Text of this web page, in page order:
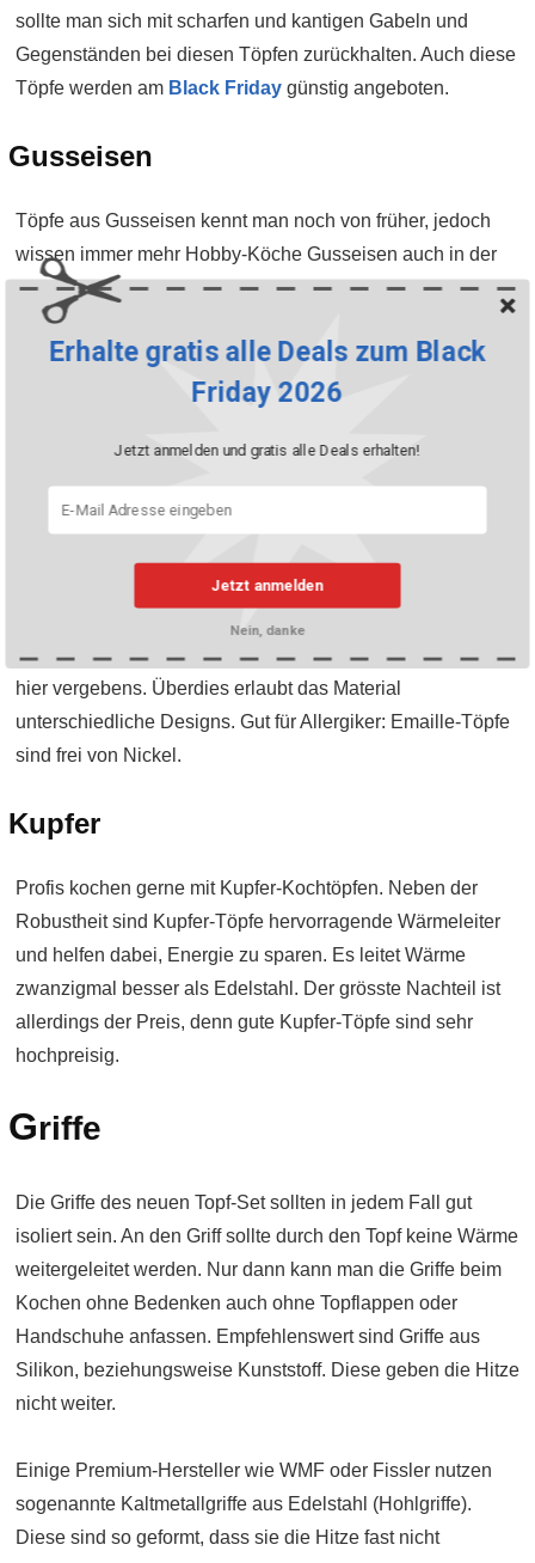
sollte man sich mit scharfen und kantigen Gabeln und
Gegenständen bei diesen Töpfen zurückhalten. Auch diese
Töpfe werden am Black Friday günstig angeboten.
Gusseisen
Töpfe aus Gusseisen kennt man noch von früher, jedoch
wissen immer mehr Hobby-Köche Gusseisen auch in der
heutigen Zeit zu schätzen. Die sehr schweren Töpfe sind
quasi unverwüstlich und deshalb sehr langlebig. Der
grösste Vorteil: Das Material speichert Wärme und sorgt für
einen intensiven Eigengeschmack der darin zubereiteten
in den Backofen oder sogar aufs offene Feuer stellen.
Emaille
Emaille erlebt derzeit ein Revival und wird (wieder)
beliebter. Das Material ist sehr widerstandsfähig und leicht.
Zugleich leitet es Wärme sehr gut weiter. Rost sucht man
hier vergebens. Überdies erlaubt das Material
unterschiedliche Designs. Gut für Allergiker: Emaille-Töpfe
sind frei von Nickel.
Kupfer
Profis kochen gerne mit Kupfer-Kochtöpfen. Neben der
Robustheit sind Kupfer-Töpfe hervorragende Wärmeleiter
und helfen dabei, Energie zu sparen. Es leitet Wärme
zwanzigmal besser als Edelstahl. Der grösste Nachteil ist
allerdings der Preis, denn gute Kupfer-Töpfe sind sehr
hochpreisig.
Griffe
Die Griffe des neuen Topf-Set sollten in jedem Fall gut
isoliert sein. An den Griff sollte durch den Topf keine Wärme
weitergeleitet werden. Nur dann kann man die Griffe beim
Kochen ohne Bedenken auch ohne Topflappen oder
Handschuhe anfassen. Empfehlenswert sind Griffe aus
Silikon, beziehungsweise Kunststoff. Diese geben die Hitze
nicht weiter.
Einige Premium-Hersteller wie WMF oder Fissler nutzen
sogenannte Kaltmetallgriffe aus Edelstahl (Hohlgriffe).
Diese sind so geformt, dass sie die Hitze fast nicht
Jetzt anmelden
Erhalte gratis alle Deals zum Black
Friday 2026
Jetzt anmelden und gratis alle Deals erhalten!
Nein, danke